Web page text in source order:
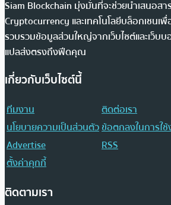
Siam Blockchain มุ่งมั่นที่จะช่วยนำเสนอสา
Cryptocurrency และเทคโนโลยีบล็อกเชนเ
รวบรวมข้อมูลส่วนใหญ่จากเว็บไซต์และเว็บบ
แปลส่งตรงถึงฟีดคุณ
เกี่ยวกับเว็บไซต์นี้
ทีมงาน
ติดต่อเรา
นโยบายความเป็นส่วนตัวข้อตกลงในการใ
Advertise
RSS
ตั้งค่าคุกกี้
ติดตามเรา